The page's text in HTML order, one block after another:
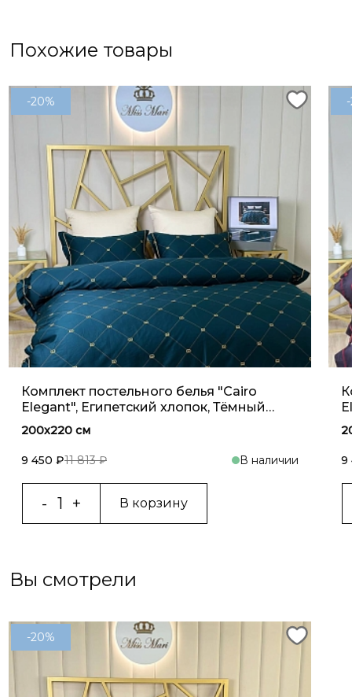
Похожие товары
-20%
Комплект постельного белья "Cairo
Elegant", Египетский хлопок, Тёмный
изумруд
200x220 см
9 450 ₽11 813 ₽ В наличии
В корзину
9
Вы смотрели
-20%